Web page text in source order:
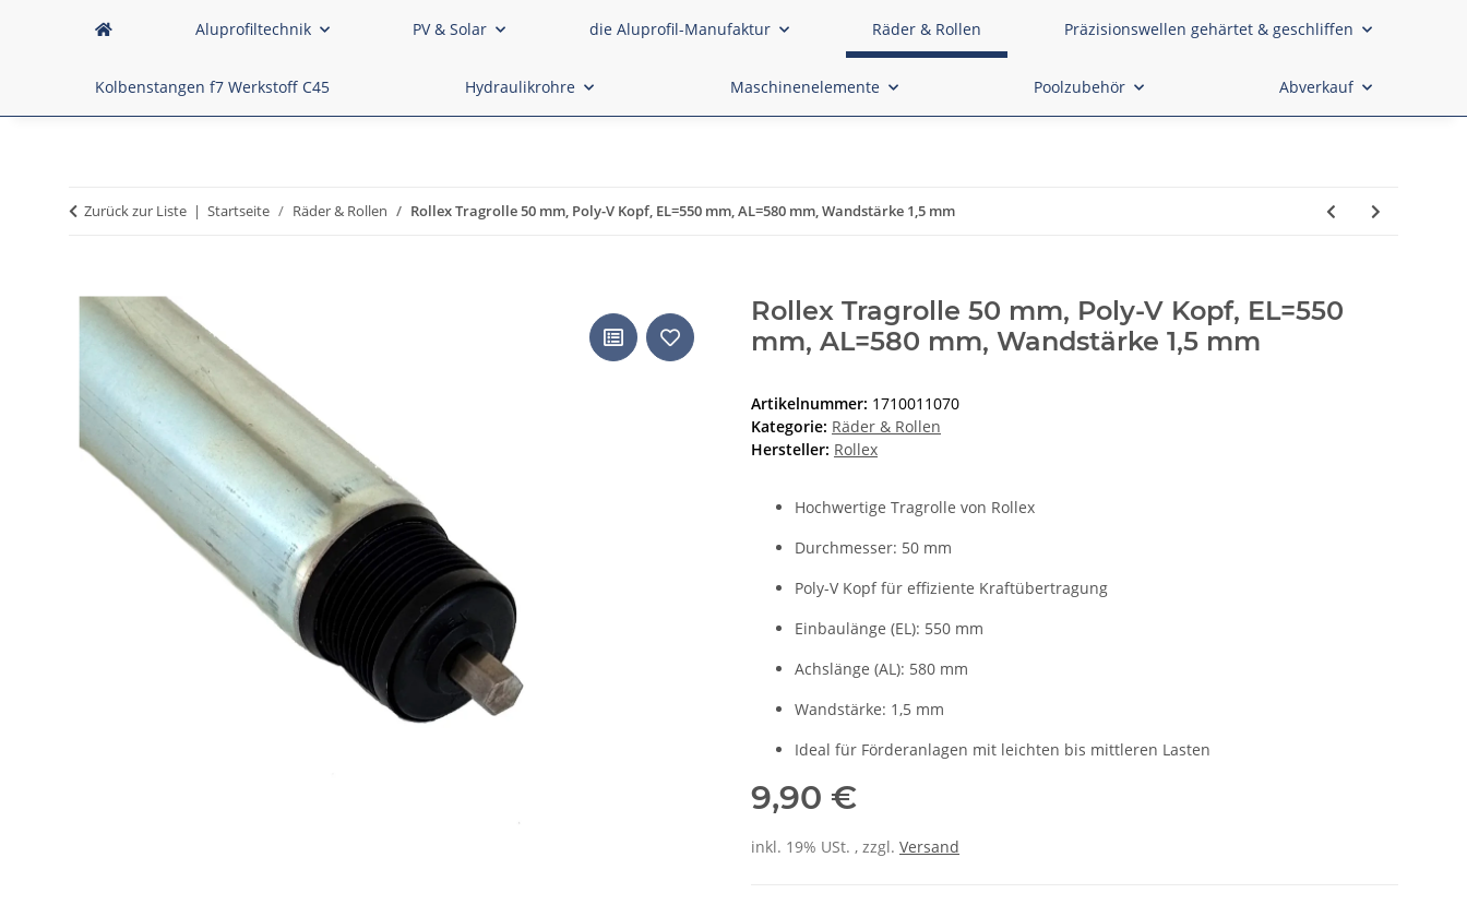
Aluprofiltechnik PV & Solar die Aluprofil-Manufaktur Räder & Rollen Präzisionswellen gehärtet & geschliffen
Kolbenstangen f7 Werkstoff C45 Hydraulikrohre Maschinenelemente Poolzubehör Abverkauf
Zurück zur Liste Startseite Räder & Rollen Rollex Tragrolle 50 mm, Poly-V Kopf, EL=550 mm, AL=580 mm, Wandstärke 1,5 mm
Rollex Tragrolle 50 mm, Poly-V Kopf, EL=550
mm, AL=580 mm, Wandstärke 1,5 mm
Artikelnummer: 1710011070
Kategorie: Räder & Rollen
Hersteller: Rollex
Hochwertige Tragrolle von Rollex
Durchmesser: 50 mm
Poly-V Kopf für effiziente Kraftübertragung
Einbaulänge (EL): 550 mm
Achslänge (AL): 580 mm
Wandstärke: 1,5 mm
Ideal für Förderanlagen mit leichten bis mittleren Lasten
9,90 €
inkl. 19% USt. , zzgl. Versand